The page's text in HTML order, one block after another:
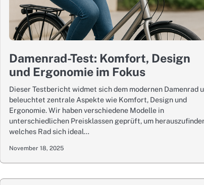
Damenrad-Test: Komfort, Design
und Ergonomie im Fokus
Dieser Testbericht widmet sich dem modernen Damenrad
beleuchtet zentrale Aspekte wie Komfort, Design und
Ergonomie. Wir haben verschiedene Modelle in
unterschiedlichen Preisklassen geprüft, um
welches Rad sich ideal…
November 18, 2025